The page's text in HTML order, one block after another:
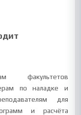
факультетов
по наладке и
для
и расчёта